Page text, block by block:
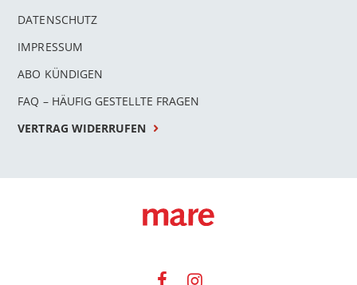
DATENSCHUTZ
IMPRESSUM
ABO KÜNDIGEN
FAQ – HÄUFIG GESTELLTE FRAGEN
VERTRAG WIDERRUFEN